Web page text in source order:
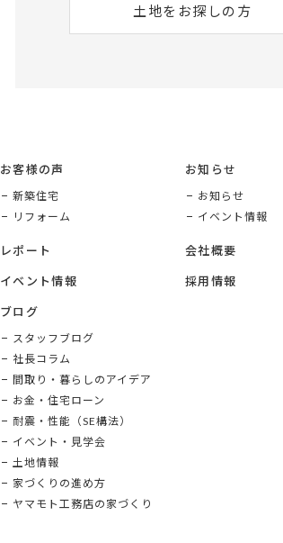
土地をお探しの方
お客様の声
新築住宅
リフォーム
レポート
イベント情報
ブログ
スタッフブログ
社長コラム
間取り・暮らしのアイデア
お金・住宅ローン
耐震・性能（SE構法）
イベント・見学会
土地情報
家づくりの進め方
ヤマモト工務店の家づくり
お知らせ
お知らせ
イベント情報
会社概要
採用情報